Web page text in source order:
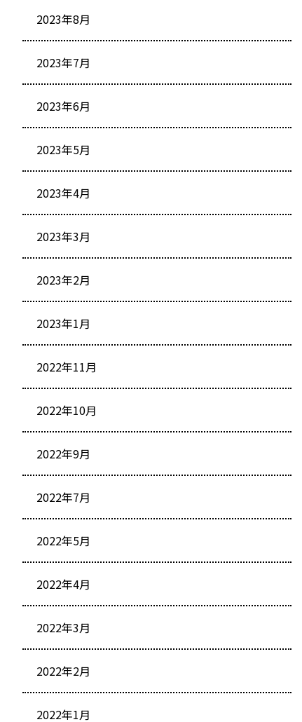
2023年8月
2023年7月
2023年6月
2023年5月
2023年4月
2023年3月
2023年2月
2023年1月
2022年11月
2022年10月
2022年9月
2022年7月
2022年5月
2022年4月
2022年3月
2022年2月
2022年1月